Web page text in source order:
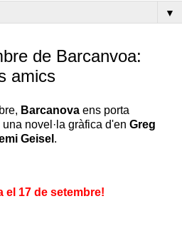
▼
de Barcanvoa:
amics
Barcanova ens porta
una novel·la gràfica d'en Greg
Geisel .
el 17 de setembre!